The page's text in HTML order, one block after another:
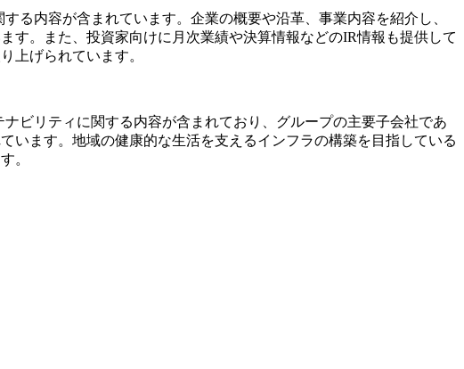
る内容が含まれています。企業の概要や沿革、事業内容を紹介し、
す。また、投資家向けに月次業績や決算情報などのIR情報も提供して
上げられています。
ビリティに関する内容が含まれており、グループの主要子会社であ
います。地域の健康的な生活を支えるインフラの構築を目指している
。